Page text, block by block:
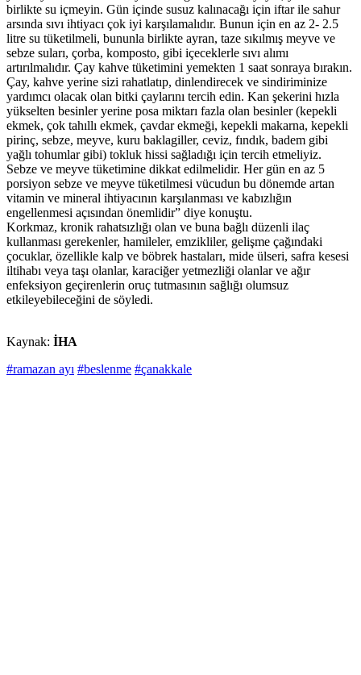
birlikte su içmeyin. Gün içinde susuz kalınacağı için iftar ile sahur
arsında sıvı ihtiyacı çok iyi karşılamalıdır. Bunun için en az 2- 2.5
litre su tüketilmeli, bununla birlikte ayran, taze sıkılmış meyve ve
sebze suları, çorba, komposto, gibi içeceklerle sıvı alımı
artırılmalıdır. Çay kahve tüketimini yemekten 1 saat sonraya bırakın.
Çay, kahve yerine sizi rahatlatıp, dinlendirecek ve sindiriminize
yardımcı olacak olan bitki çaylarını tercih edin. Kan şekerini hızla
yükselten besinler yerine posa miktarı fazla olan besinler (kepekli
ekmek, çok tahıllı ekmek, çavdar ekmeği, kepekli makarna, kepekli
pirinç, sebze, meyve, kuru baklagiller, ceviz, fındık, badem gibi
yağlı tohumlar gibi) tokluk hissi sağladığı için tercih etmeliyiz.
Sebze ve meyve tüketimine dikkat edilmelidir. Her gün en az 5
porsiyon sebze ve meyve tüketilmesi vücudun bu dönemde artan
vitamin ve mineral ihtiyacının karşılanması ve kabızlığın
engellenmesi açısından önemlidir” diye konuştu.
Korkmaz, kronik rahatsızlığı olan ve buna bağlı düzenli ilaç
kullanması gerekenler, hamileler, emzikliler, gelişme çağındaki
çocuklar, özellikle kalp ve böbrek hastaları, mide ülseri, safra kesesi
iltihabı veya taşı olanlar, karaciğer yetmezliği olanlar ve ağır
enfeksiyon geçirenlerin oruç tutmasının sağlığı olumsuz
etkileyebileceğini de söyledi.
Kaynak: İHA
#ramazan ayı #beslenme #çanakkale